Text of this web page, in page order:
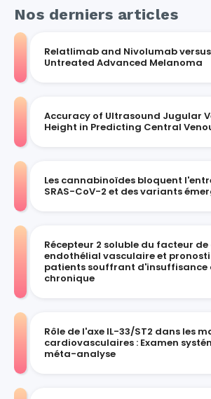
Nos derniers articles
Relatlimab and Nivolumab
Untreated Advanced Melanoma
Accuracy of Ultrasound Jugular
Height in Predicting Central
Les cannabinoïdes bloquent
SRAS-CoV-2 et des variants
Récepteur 2 soluble du facteur
endothélial vasculaire et
patients souffrant
chronique
Rôle de l'axe IL-33/ST2 dans les
cardiovasculaires : Examen
méta-analyse